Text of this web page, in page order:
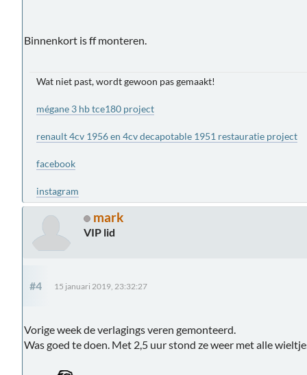
Binnenkort is ff monteren.
Wat niet past, wordt gewoon pas gemaakt!
mégane 3 hb tce180 project
renault 4cv 1956 en 4cv decapotable 1951 restauratie project
facebook
instagram
mark
VIP lid
#4 15 januari 2019, 23:32:27
Vorige week de verlagings veren gemonteerd.
Was goed te doen. Met 2,5 uur stond ze weer met alle